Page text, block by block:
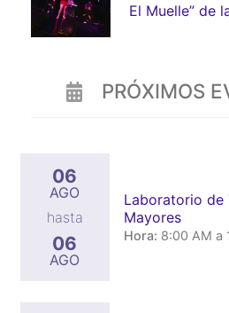
El Muelle” de
PRÓXIMOS
06
AGO
hasta
06
AGO
Laboratorio de
Mayores
Hora: 8:00 AM a